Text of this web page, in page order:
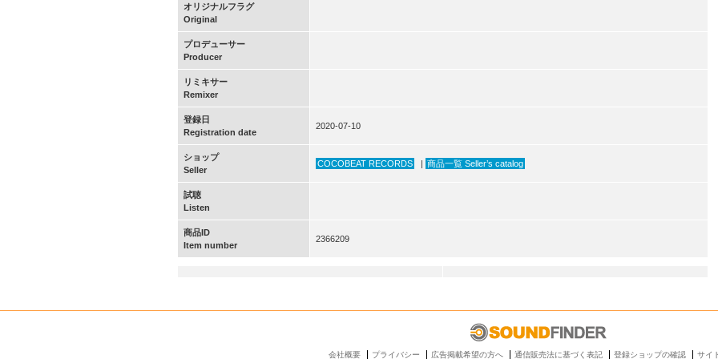
オリジナルフラグ
Original
プロデューサー
Producer
リミキサー
Remixer
登録日
Registration date
2020-07-10
ショップ
Seller
COCOBEAT RECORDS | 商品一覧 Seller’s catalog
試聴
Listen
商品ID
Item number
2366209
会社概要 プライバシー 広告掲載希望の方へ 通信販売法に基づく表記 登録ショップの確認 サイ